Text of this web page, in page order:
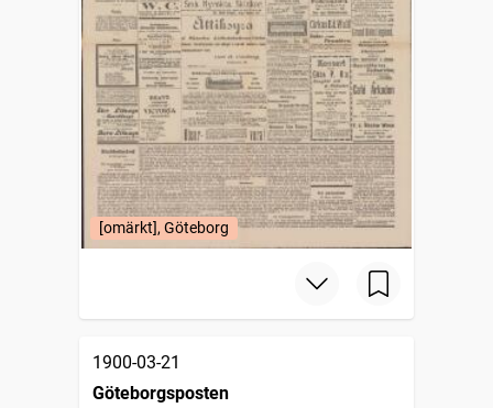
[omärkt], Göteborg
1900-03-21
Göteborgsposten